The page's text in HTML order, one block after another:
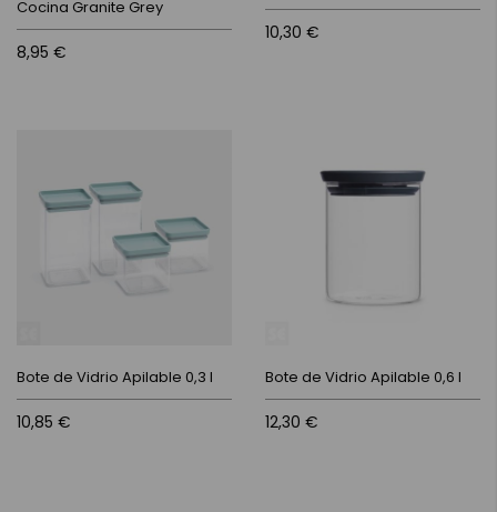
Cocina Granite Grey
8,95 €
10,30 €
Bote de Vidrio Apilable 0,3 l
10,85 €
Bote de Vidrio Apilable 0,6 l
12,30 €